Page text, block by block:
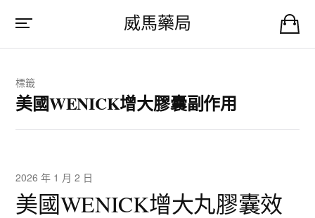
威馬藥局
標籤
美國WENICK增大膠囊副作用
2026 年 1 月 2 日
美國WENICK增大丸膠囊效